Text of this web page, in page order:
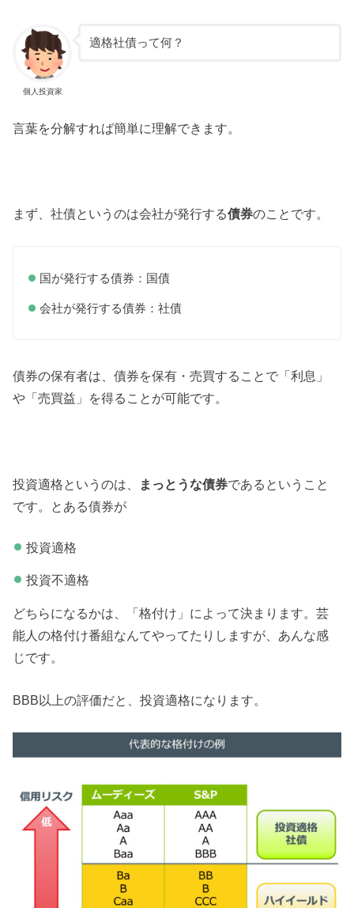
個人投資家
適格社債って何？
言葉を分解すれば簡単に理解できます。
まず、社債というのは会社が発行する債券のことです。
国が発行する債券：国債
会社が発行する債券：社債
債券の保有者は、債券を保有・売買することで「利息」
や「売買益」を得ることが可能です。
投資適格というのは、 まっとうな債券であるということ
です。とある債券が
投資適格
投資不適格
どちらになるかは、「格付け」によって決まります。芸
能人の格付け番組なんてやってたりしますが、あんな感
じです。
BBB以上の評価だと、投資適格になります。